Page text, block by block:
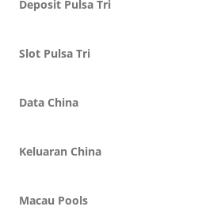
Deposit Pulsa Tri
Slot Pulsa Tri
Data China
Keluaran China
Macau Pools